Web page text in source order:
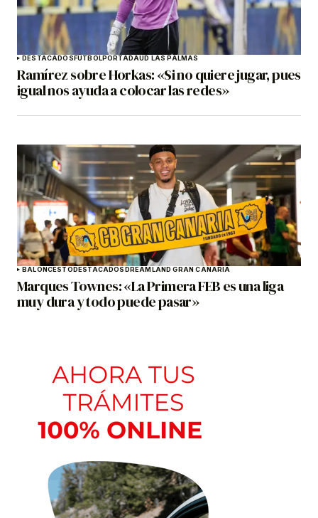
DESTACADOS FÚTBOLPORTADAUD LAS PALMAS
Ramírez sobre Horkas: «Si no quiere jugar, pues
igual nos ayuda a colocar las redes»
BALONCESTO DESTACADOS DREAMLAND GRAN CANARIA
Marques Townes: «La Primera FEB es una liga
muy dura y todo puede pasar»